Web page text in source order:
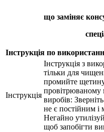
що заміняє
Інструкція по
Інструкція
Інструкція з
тільки для
промийте щетину
провітрюваному
виробів:
не є постійним і
Негайно
щоб запобігти